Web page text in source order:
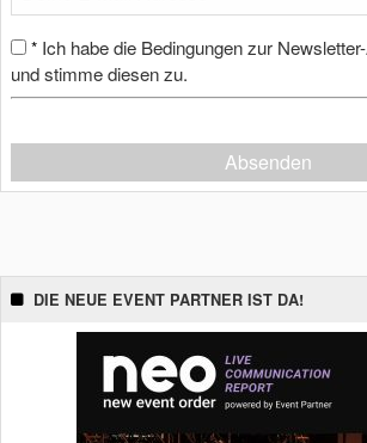
* Ich habe die Bedingungen zur
und stimme diesen zu.
Absenden
DIE NEUE EVENT PARTNER IST DA!